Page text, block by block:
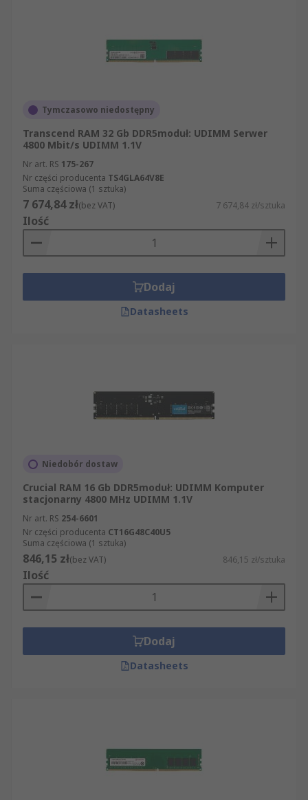
urządzenia peryferyjne i Komputery i urządzenia
Tymczasowo niedostępny
Transcend RAM 32 Gb DDR5moduł: UDIMM Serwer
4800 Mbit/s UDIMM 1.1V
Nr art. RS 175-267
Nr części producenta TS4GLA64V8E
Suma częściowa (1 sztuka)
7 674,84 zł(bez VAT) 7 674,84 zł/sztuka
Ilość
Dodaj
Datasheets
Niedobór dostaw
Crucial RAM 16 Gb DDR5moduł: UDIMM Komputer
stacjonarny 4800 MHz UDIMM 1.1V
Nr art. RS 254-6601
Nr części producenta CT16G48C40U5
Suma częściowa (1 sztuka)
846,15 zł(bez VAT) 846,15 zł/sztuka
Ilość
Dodaj
Datasheets